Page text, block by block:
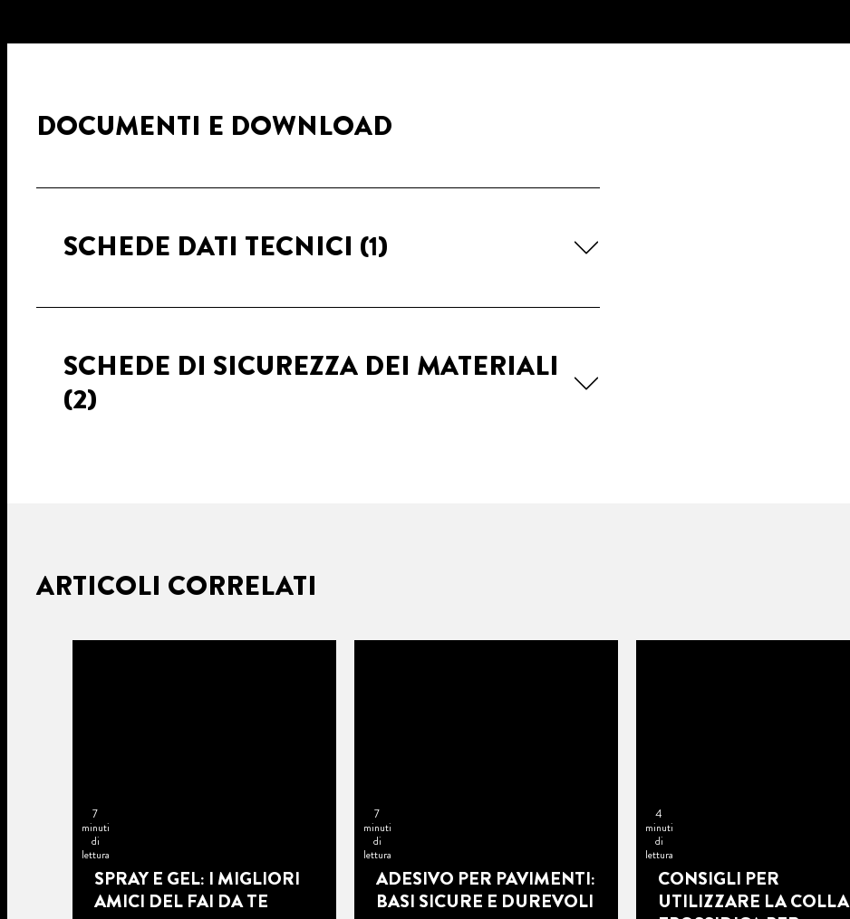
DOCUMENTI E DOWNLOAD
SCHEDE DATI TECNICI (1)
SCHEDE DI SICUREZZA DEI MATERIALI
(2)
ARTICOLI CORRELATI
7
minuti
di
lettura
SPRAY E GEL: I MIGLIORI
AMICI DEL FAI DA TE
7
minuti
di
lettura
ADESIVO PER PAVIMENTI:
BASI SICURE E DUREVOLI
4
minuti
di
lettura
CONSIGLI PER
UTILIZZARE LA COLLA